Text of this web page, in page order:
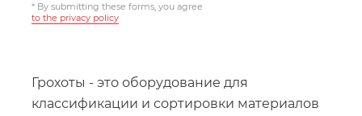
* By submitting these forms, you agree
to the privacy policy
Грохоты - это оборудование для
классификации и сортировки материалов